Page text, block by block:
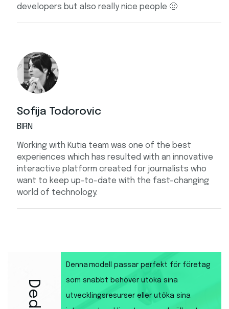
developers but also really nice people 🙂
Sofija Todorovic
BIRN
Working with Kutia team was one of the best
experiences which has resulted with an innovative
interactive platform created for journalists who
want to keep up-to-date with the fast-changing
world of technology.
Denna modell passar perfekt för företag
som snabbt behöver utöka sina
utvecklingsresurser eller utöka sina